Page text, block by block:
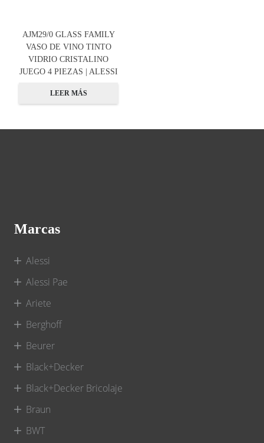
AJM29/0 GLASS FAMILY
VASO DE VINO TINTO
VIDRIO CRISTALINO
JUEGO 4 PIEZAS | ALESSI
LEER MÁS
Marcas
Alessi
Alessi Pae
Ariete
Berghoff
Beurer
Black+Decker
Black+Decker Bricolaje
Braun
BWT